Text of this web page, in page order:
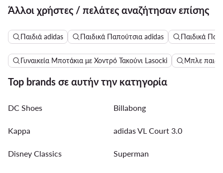
Άλλοι χρήστες / πελάτες αναζήτησαν επίσης
Παιδιά adidas Παιδικά Παπούτσια adidas Παιδικά
Γυναικεία Μποτάκια με Χοντρό Τακούνι Lasocki Μπλε
Top brands σε αυτήν την κατηγορία
DC Shoes Billabong
Kappa adidas VL Court 3.0
Disney Classics Superman